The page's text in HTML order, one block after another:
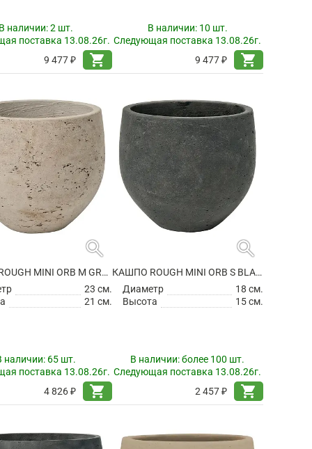
наличии:2 шт.
поставка 13.08.26г.
9 477 ₽
shopping_cart
В наличии: 10 шт.
Следующая поставка 13.08.26г.
9 477 ₽
shopping_cart
search
КАШПО ROUGH MINI ORB M GREY WASHED
23 см.
21 см.
наличии: 65 шт.
поставка 13.08.26г.
4 826 ₽
shopping_cart
search
КАШПО ROUGH MINI ORB S BLACK WASHED
Диаметр
18 см.
Высота
15 см.
В наличии:более 100 шт.
Следующая поставка 13.08.26г.
2 457 ₽
shopping_cart